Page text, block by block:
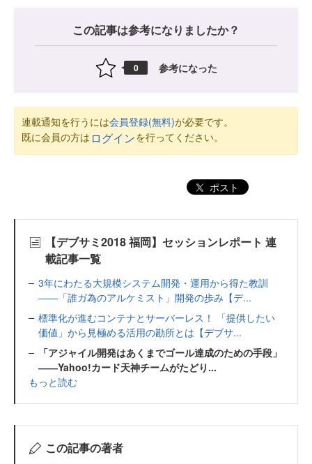
この記事は参考になりましたか？
0 参考になった
連載通知を行うには会員登録(無料)が必要です。
既に会員の方は ログインを行ってください。
ポスト
【デブサミ2018 福岡】セッションレポート 連
載記事一覧
3年にわたる大規模システム開発・運用から得た教訓
――「誰ガ為のアルケミスト」開発の歩み【デ...
標準化が進むコンテナとサーバーレス！ 「提供したい
価値」から見極める活用の勘所とは【デブサ...
「アジャイル開発はあくまでゴール達成のための手段」
――Yahoo!カード天神チームがたどり...
もっと読む
この記事の著者